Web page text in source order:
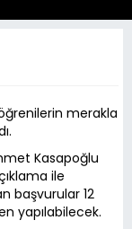
merakla
Kasapoğlu
ile
başvurular 12
yapılabilecek.